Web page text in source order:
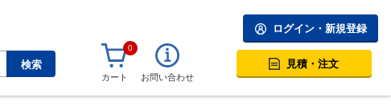
検索
ログイン・新規登録
0
カート お問い合わせ
見積・注文